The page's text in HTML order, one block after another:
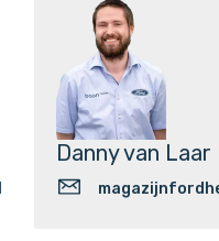
Danny van Laar